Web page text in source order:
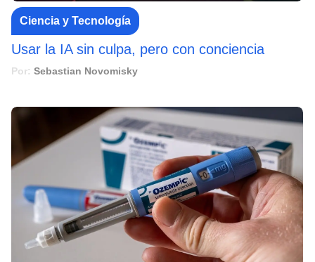
Ciencia y Tecnología
Usar la IA sin culpa, pero con conciencia
Por: Sebastian Novomisky